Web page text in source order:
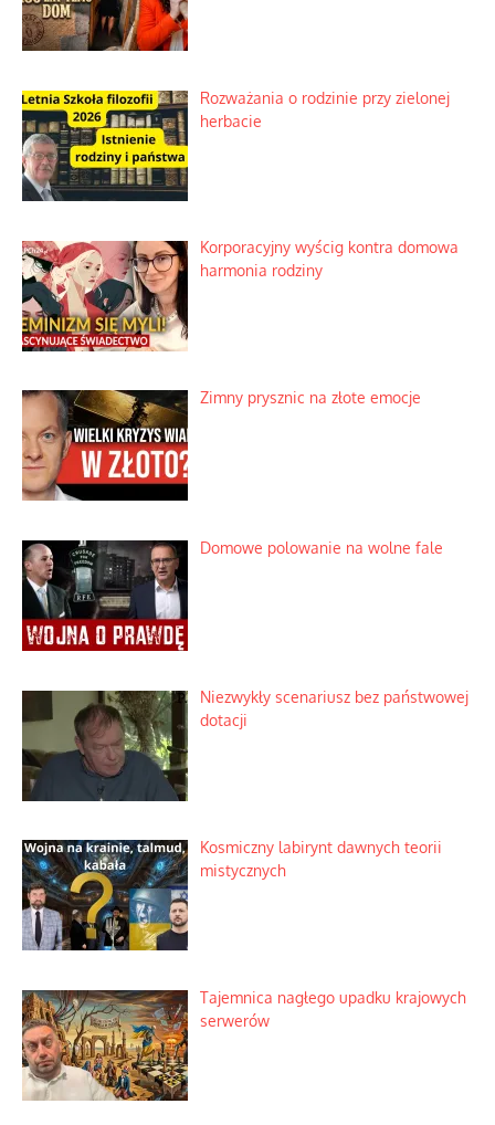
Rozważania o rodzinie przy zielonej
herbacie
Korporacyjny wyścig kontra domowa
harmonia rodziny
Zimny prysznic na złote emocje
Domowe polowanie na wolne fale
Niezwykły scenariusz bez państwowej
dotacji
Kosmiczny labirynt dawnych teorii
mistycznych
Tajemnica nagłego upadku krajowych
serwerów